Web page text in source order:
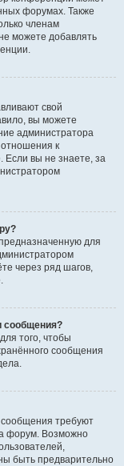
форумах. Также
членам
можете добавлять
свой
вы можете
администратора
к
вы не знаете, за
для
через ряд шагов,
сообщения?
того, чтобы
сообщения
требуют
форум. Возможно
быть предварительно